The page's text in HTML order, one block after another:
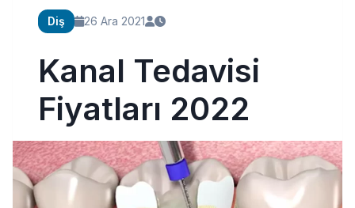
Diş 26 Ara 2021
Kanal Tedavisi
Fiyatları 2022